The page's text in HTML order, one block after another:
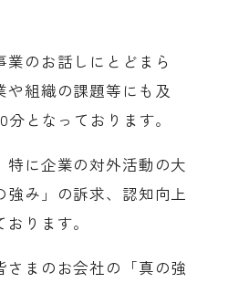
業のお話しにとどまら
や組織の課題等にも及
となっております。
特に企業の対外活動の大
強み」の訴求、認知向上
ります。
まのお会社の「真の強